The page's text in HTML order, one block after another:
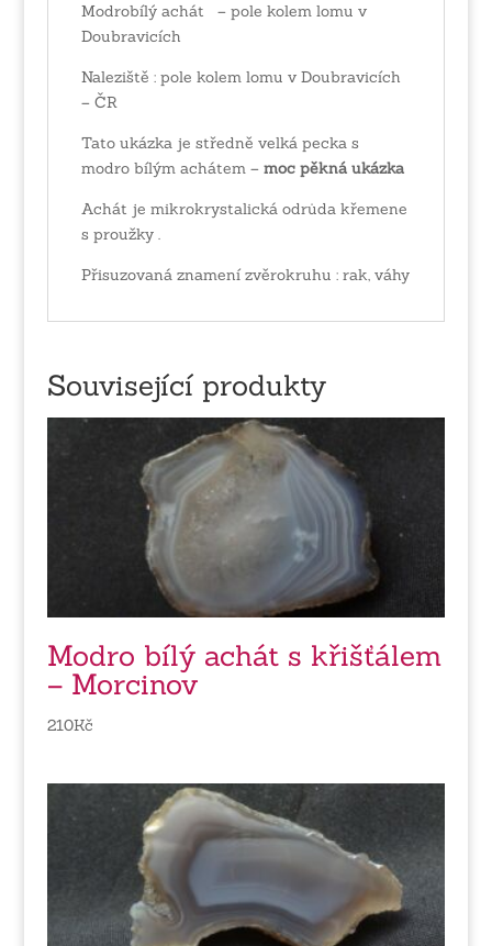
Modrobílý achát – pole kolem lomu v
Doubravicích
Naleziště : pole kolem lomu v Doubravicích
– ČR
Tato ukázka je středně velká pecka s
modro bílým achátem – moc pěkná ukázka
Achát je mikrokrystalická odrůda křemene
s proužky .
Přisuzovaná znamení zvěrokruhu : rak, váhy
Související produkty
Modro bílý achát s křišťálem
– Morcinov
210Kč